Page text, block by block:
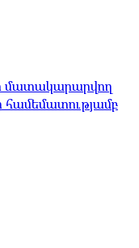
մատակարարվող
համեմատությամբ